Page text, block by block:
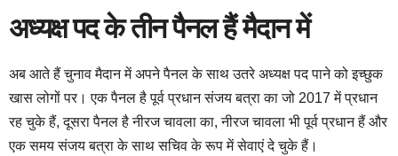
अध्यक्ष पद के तीन पैनल हैं मैदान में
अब आते हैं चुनाव मैदान में अपने पैनल के साथ उतरे अध्यक्ष पद पाने को इच्छुक
खास लोगों पर। एक पैनल है पूर्व प्रधान संजय बत्रा का जो 2017 में प्रधान
रह चुके हैं, दूसरा पैनल है नीरज चावला का, नीरज चावला भी पूर्व प्रधान हैं और
एक समय संजय बत्रा के साथ सचिव के रूप में सेवाएं दे चुके हैं।